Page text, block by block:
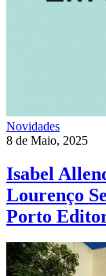
Novidades
8 de Maio, 2025
Isabel
Lourenço
Porto